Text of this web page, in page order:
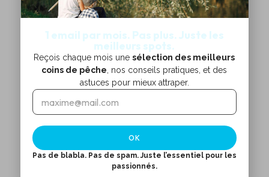
1 email par mois. Pas plus. Juste les
meilleurs spots.
Reçois chaque mois unesélection des meilleurs
coins de pêche , nos conseils pratiques, et des
astuces pour mieux attraper.
E
a
i
l
E
E
a
i
l
*
OK
Pas de blabla. Pas de spam. Juste l’essentiel pour les
passionnés.